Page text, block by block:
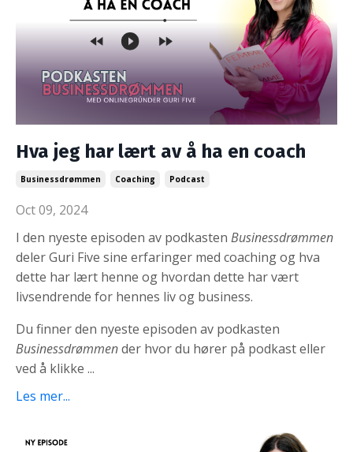
Hva jeg har lært av å ha en coach
Businessdrømmen Coaching Podcast
Oct 09, 2024
I den nyeste episoden av podkasten Businessdrømmen
deler Guri Five sine erfaringer med coaching og hva
dette har lært henne og hvordan dette har vært
livsendrende for hennes liv og business.
Du finner den nyeste episoden av podkasten
Businessdrømmender hvor du hører på podkast eller
ved å klikke ...
Les mer...